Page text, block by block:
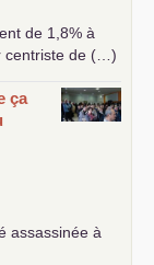
de 1,8% à
centriste de (…)
ça
assassinée à